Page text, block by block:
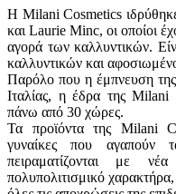
H Milani Cosmetics
και Laurie Minc, οι οποίοι
αγορά των καλλυντικών.
καλλυντικών και
Παρόλο που η έμπνευση της
Ιταλίας, η έδρα της Milani
πάνω από 30 χώρες.
Τα προϊόντα της Milani
γυναίκες που αγαπούν
πειραματίζονται με
πολυπολιτισμικό